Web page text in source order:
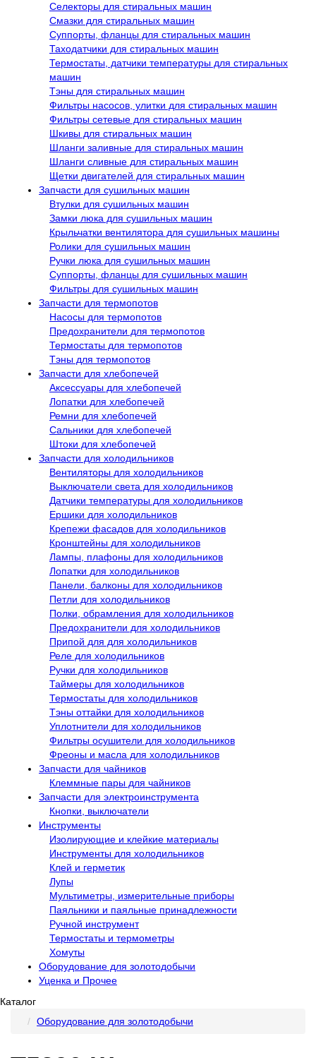
Селекторы для стиральных машин
Смазки для стиральных машин
Суппорты, фланцы для стиральных машин
Таходатчики для стиральных машин
Термостаты, датчики температуры для стиральных
машин
Тэны для стиральных машин
Фильтры насосов, улитки для стиральных машин
Фильтры сетевые для стиральных машин
Шкивы для стиральных машин
Шланги заливные для стиральных машин
Шланги сливные для стиральных машин
Щетки двигателей для стиральных машин
Запчасти для сушильных машин
Втулки для сушильных машин
Замки люка для сушильных машин
Крыльчатки вентилятора для сушильных машины
Ролики для сушильных машин
Ручки люка для сушильных машин
Суппорты, фланцы для сушильных машин
Фильтры для сушильных машин
Запчасти для термопотов
Насосы для термопотов
Предохранители для термопотов
Термостаты для термопотов
Тэны для термопотов
Запчасти для хлебопечей
Аксессуары для хлебопечей
Лопатки для хлебопечей
Ремни для хлебопечей
Сальники для хлебопечей
Штоки для хлебопечей
Запчасти для холодильников
Вентиляторы для холодильников
Выключатели света для холодильников
Датчики температуры для холодильников
Ершики для холодильников
Крепежи фасадов для холодильников
Кронштейны для холодильников
Лампы, плафоны для холодильников
Лопатки для холодильников
Панели, балконы для холодильников
Петли для холодильников
Полки, обрамления для холодильников
Предохранители для холодильников
Припой для для холодильников
Реле для холодильников
Ручки для холодильников
Таймеры для холодильников
Термостаты для холодильников
Тэны оттайки для холодильников
Уплотнители для холодильников
Фильтры осушители для холодильников
Фреоны и масла для холодильников
Запчасти для чайников
Клеммные пары для чайников
Запчасти для электроинструмента
Кнопки, выключатели
Инструменты
Изолирующие и клейкие материалы
Инструменты для холодильников
Клей и герметик
Лупы
Мультиметры, измерительные приборы
Паяльники и паяльные принадлежности
Ручной инструмент
Термостаты и термометры
Хомуты
Оборудование для золотодобычи
Уценка и Прочее
Каталог
Оборудование для золотодобычи